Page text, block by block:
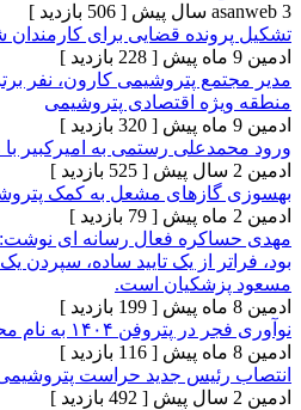
[ 506 بازدید ]
قضایی برای کارمندان شرکت
[ 228 بازدید ]
پتروشیمی کارون، نفر برتر تیم‌های
اقتصادی پتروشیمی
[ 320 بازدید ]
رستمی به امیرکبیر با مأموریت
[ 525 بازدید ]
مشعل به کمک پتروشیمی
[ 79 بازدید ]
فعال رسانه ای نوشت: آنچه در
از یک تایید ساده، سپردن یک
است.
[ 199 بازدید ]
به نام محمدحسین لدنی ثبت شد
[ 116 بازدید ]
جدید حراست پتروشیمی اروند
[ 492 بازدید ]